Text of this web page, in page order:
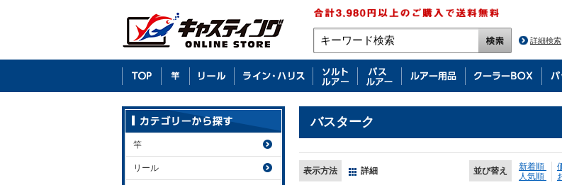
詳細検索
バスターク
表示方法 詳細 並び替え 新着順
人気順
竿
リール